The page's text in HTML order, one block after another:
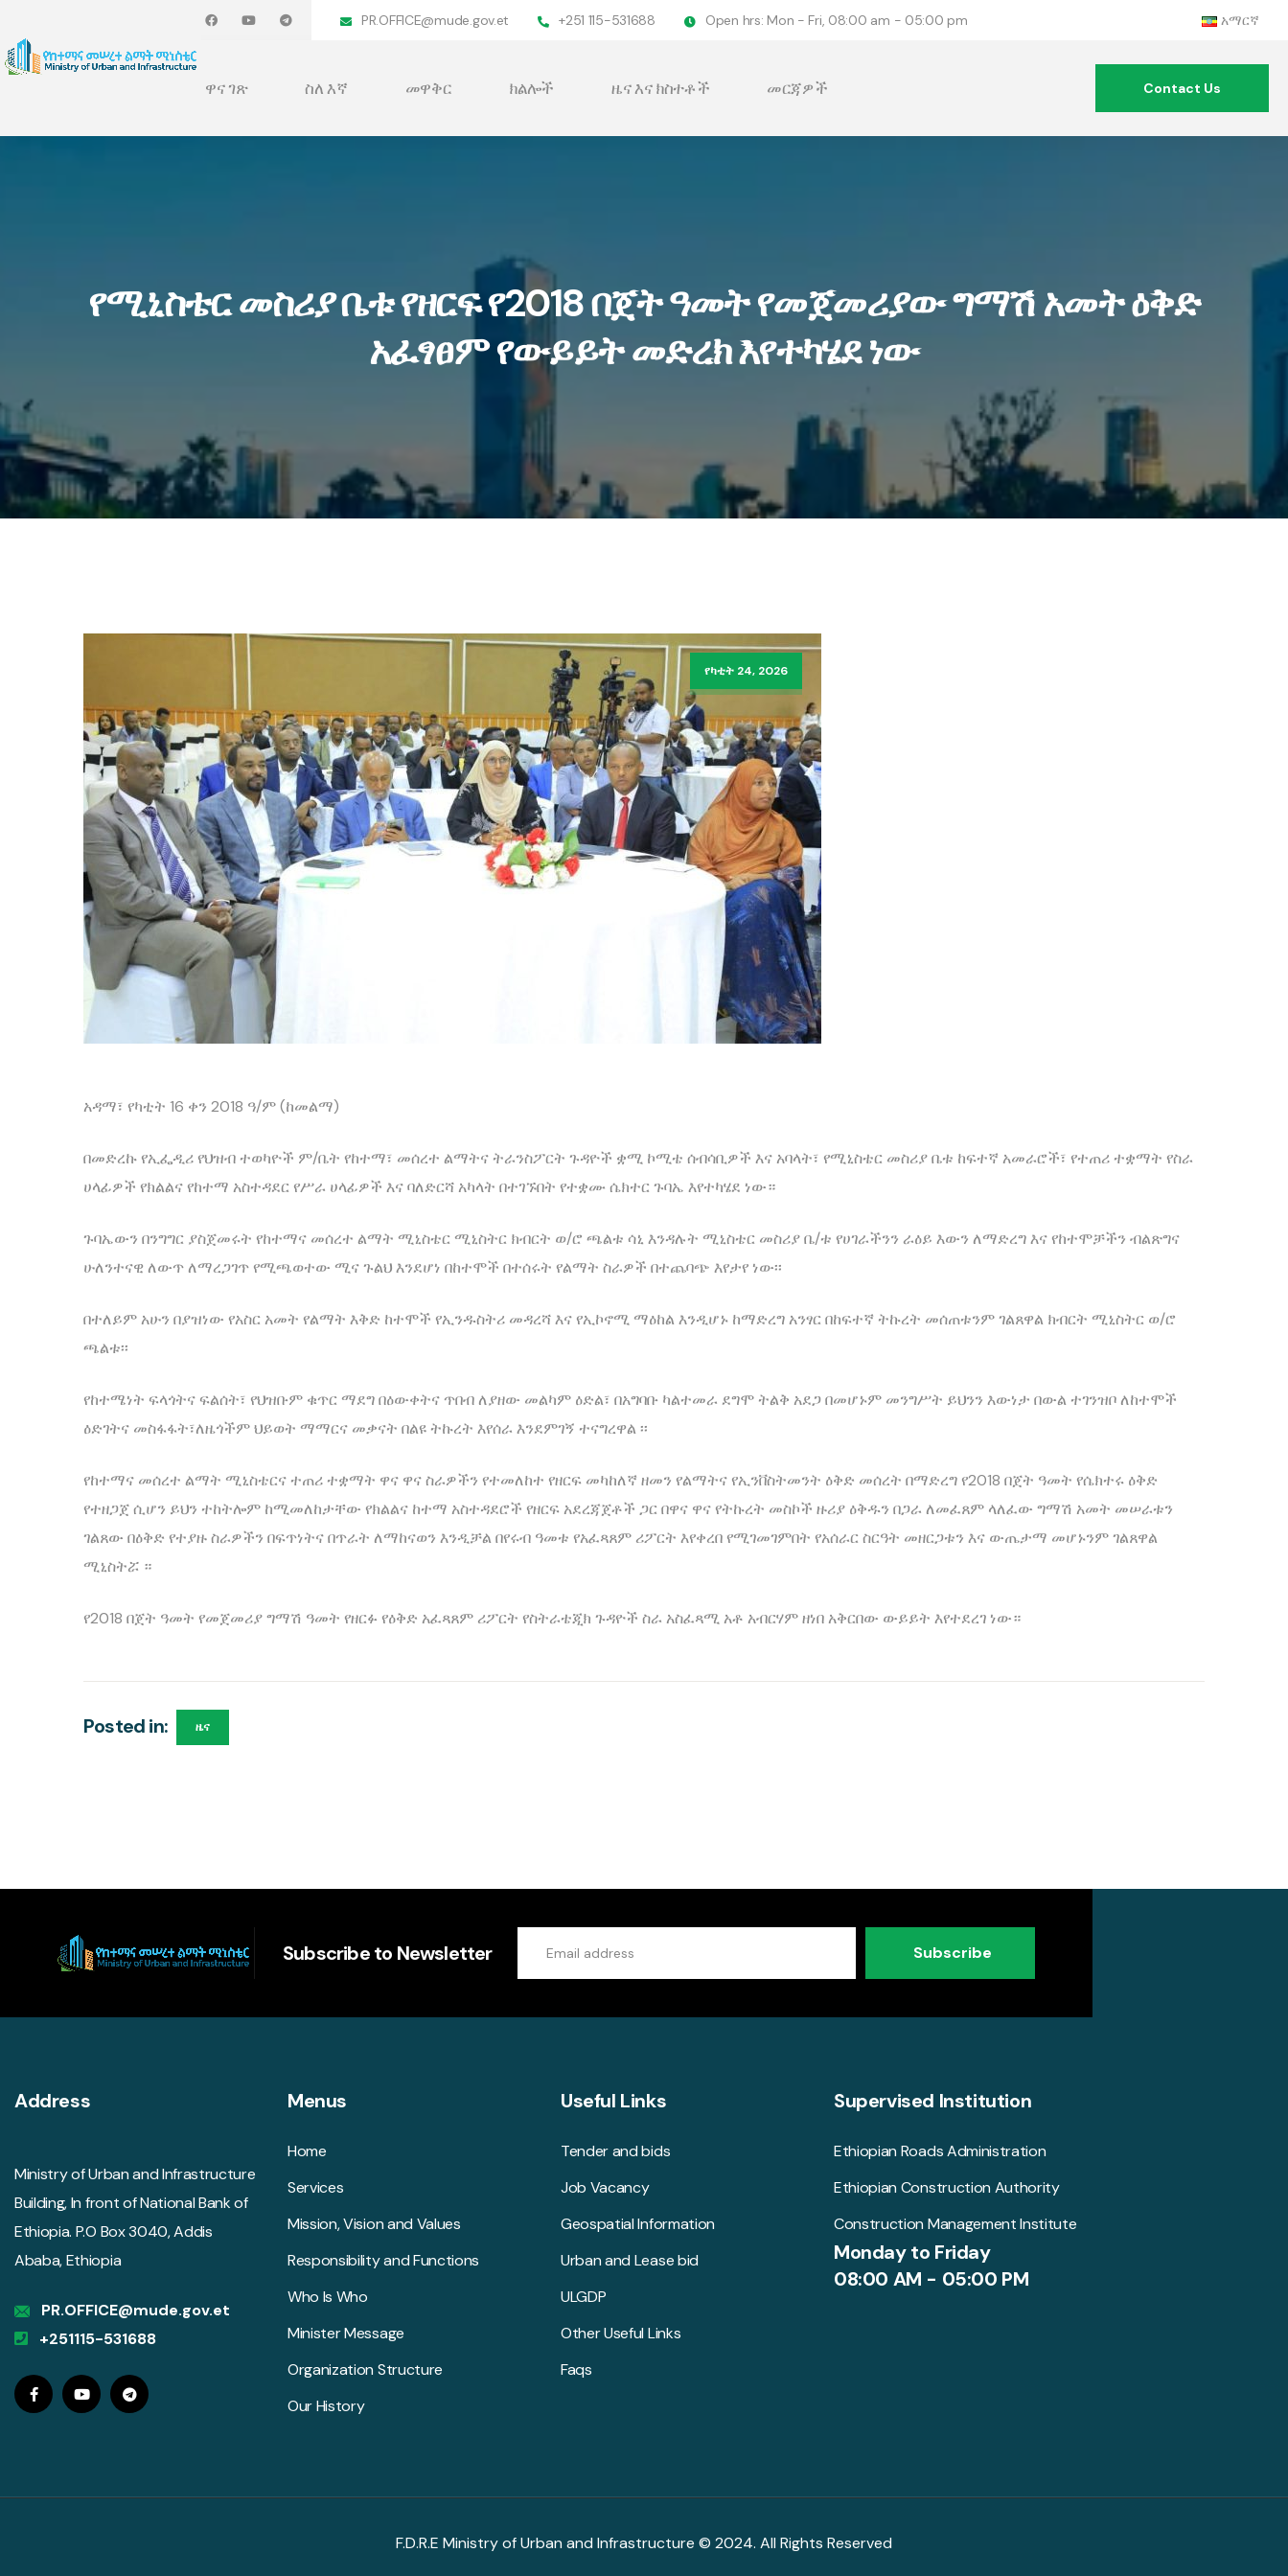
PR.OFFICE@mude.gov.et +251 115-531688 Open hrs: Mon - Fri, 08:00 am - 05:00 pm አማርኛ
ዋና ገጽ ስለ እኛ መዋቅር ክልሎች ዜና እና ክስተቶች መርጃዎች Contact Us
የሚኒስቴር መስሪያ ቤቱ የዘርፍ የ2018 በጀት ዓመት የመጀመሪያው ግማሽ አመት ዕቅድ
አፈፃፀም የውይይት መድረክ እየተካሄደ ነው
የካቲት 24, 2026
አዳማ፣ የካቲት 16 ቀን 2018 ዓ/ም (ከመልማ)
በመድረኩ የኢፌዲሪ የህዝብ ተወካዮች ም/ቤት የከተማ፣ መሰረተ ልማትና ትራንስፖርት ጉዳዮች ቋሚ ኮሚቴ ሰብሳቢዎች እና አባላት፣ የሚኒስቴር መስሪያ ቤቱ ከፍተኛ አመራሮች፣ የተጠሪ ተቋማት የስራ
ሀላፊዎች የክልልና የከተማ አስተዳደር የሥራ ሀላፊዎች እና ባለድርሻ አካላት በተገኙበት የተቋሙ ሴክተር ጉባኤ እየተካሄደ ነው።
ጉባኤውን በንግግር ያስጀመሩት የከተማና መሰረተ ልማት ሚኒስቴር ሚኒስትር ክብርት ወ/ሮ ጫልቱ ሳኒ እንዳሉት ሚኒስቴር መስሪያ ቤ/ቱ የሀገራችንን ራዕይ እውን ለማድረግ እና የከተሞቻችን ብልጽግና
ሁለንተናዊ ለውጥ ለማረጋገጥ የሚጫወተው ሚና ጉልህ እንደሆነ በከተሞች በተሰሩት የልማት ስራዎች በተጨባጭ እየታየ ነው፡፡
በተለይም አሁን በያዝነው የአስር አመት የልማት እቅድ ከተሞች የኢንዱስትሪ መዳረሻ እና የኢኮኖሚ ማዕከል እንዲሆኑ ከማድረግ አንፃር በከፍተኛ ትኩረት መሰጠቱንም ገልጸዋል ክብርት ሚኒስትር ወ/ሮ
ጫልቱ፡፡
የከተሜነት ፍላጎትና ፍልሰት፣ የህዝቡም ቁጥር ማደግ በዕውቀትና ጥበብ ለያዘው መልካም ዕድል፣ በአግባቡ ካልተመራ ደግሞ ትልቅ አደጋ በመሆኑም መንግሥት ይህንን እውነታ በውል ተገንዝቦ ለከተሞች
ዕድገትና መስፋፋት፣ለዜጎችም ህይወት ማማርና መቃናት በልዩ ትኩረት እየሰራ እንደምገኝ ተናግረዋል ፡፡
የከተማና መሰረተ ልማት ሚኒስቴርና ተጠሪ ተቋማት ዋና ዋና ስራዎችን የተመለከተ የዘርፍ መካከለኛ ዘመን የልማትና የኢንቨስትመንት ዕቅድ መሰረት በማድረግ የ2018 በጀት ዓመት የሴክተሩ ዕቅድ
የተዘጋጀ ሲሆን ይህን ተከትሎም ከሚመለከታቸው የክልልና ከተማ አስተዳደሮች የዘርፍ አደረጃጀቶች ጋር በዋና ዋና የትኩረት መስኮች ዙሪያ ዕቅዱን በጋራ ለመፈጸም ላለፈው ግማሽ አመት መሠራቱን
ገልጸው በዕቅድ የተያዙ ስራዎችን በፍጥነትና በጥራት ለማከናወን እንዲቻል በየሩብ ዓመቱ የአፈጻጸም ሪፖርት እየቀረበ የሚገመገምበት የአሰራር ስርዓት መዘርጋቱን እና ውጤታማ መሆኑንም ገልጸዋል
ሚኒስትሯ ።
የ2018 በጀት ዓመት የመጀመሪያ ግማሽ ዓመት የዘርፉ የዕቅድ አፈጻጸም ሪፖርት የስትራቴጂክ ጉዳዮች ስራ አስፈጻሚ አቶ አብርሃም ዘነበ አቅርበው ውይይት እየተደረገ ነው።
Posted in: ዜና
Subscribe to Newsletter Subscribe
Address
Ministry of Urban and Infrastructure
Building, In front of National Bank of
Ethiopia. P.O Box 3040, Addis
Ababa, Ethiopia
PR.OFFICE@mude.gov.et
+251115-531688
Menus
Home
Services
Mission, Vision and Values
Responsibility and Functions
Who Is Who
Minister Message
Organization Structure
Our History
Useful Links
Tender and bids
Job Vacancy
Geospatial Information
Urban and Lease bid
ULGDP
Other Useful Links
Faqs
Supervised Institution
Ethiopian Roads Administration
Ethiopian Construction Authority
Construction Management Institute
Monday to Friday
08:00 AM - 05:00 PM
F.D.R.E Ministry of Urban and Infrastructure © 2024. All Rights Reserved